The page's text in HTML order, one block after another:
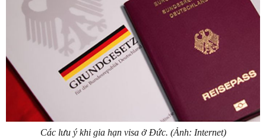
Các lưu ý khi gia hạn visa ở Đức. (Ảnh: Internet)